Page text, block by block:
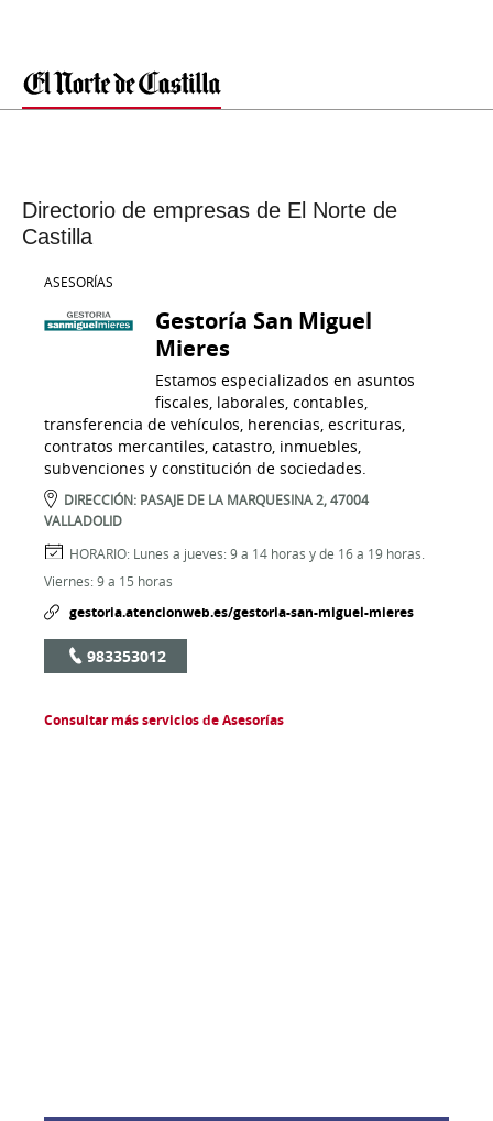
Directorio de empresas de El Norte de
Castilla
ASESORÍAS
Gestoría San Miguel
Mieres
Estamos especializados en asuntos
fiscales, laborales, contables,
transferencia de vehículos, herencias, escrituras,
contratos mercantiles, catastro, inmuebles,
subvenciones y constitución de sociedades.
DIRECCIÓN: PASAJE DE LA MARQUESINA 2,47004
VALLADOLID
HORARIO: Lunes a jueves: 9 a 14 horas y de 16 a 19 horas.
Viernes: 9 a 15 horas
gestoria.atencionweb.es/gestoria-san-miguel-mieres
983353012
Consultar más servicios de Asesorías